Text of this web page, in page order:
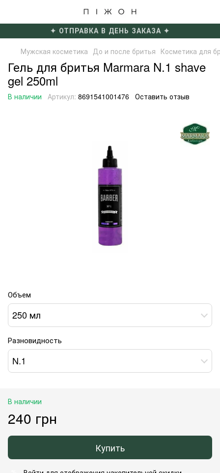
✦ ОТПРАВКА В ДЕНЬ ЗАКАЗА ✦
Мужская косметика До и после бритья Косметика для
Гель для бритья Marmara N.1 shave
gel 250ml
В наличии Артикул: 8691541001476 Оставить отзыв
Объем
250 мл
Разновидность
N.1
В наличии
240 грн
Купить